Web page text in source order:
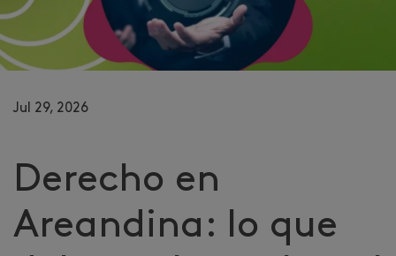
Jul 29, 2026
Derecho en
Areandina: lo que